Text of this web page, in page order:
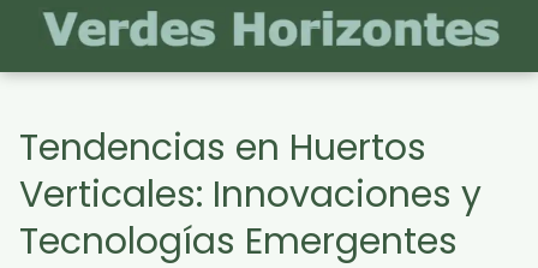
Tendencias en Huertos
Verticales: Innovaciones y
Tecnologías Emergentes